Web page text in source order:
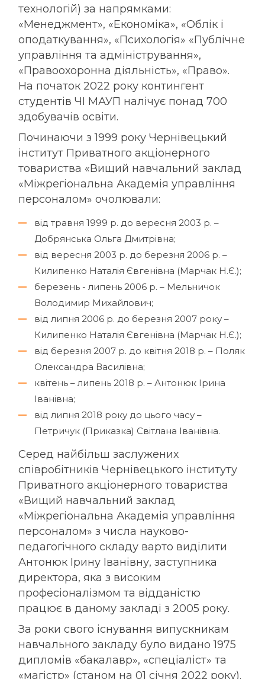
технологій) за напрямками:
«Менеджмент», «Економіка», «Облік і
оподаткування», «Психологія» «Публічне
управління та адміністрування»,
«Правоохоронна діяльність», «Право».
На початок 2022 року контингент
студентів ЧІ МАУП налічує понад 700
здобувачів освіти.
Починаючи з 1999 рокуЧернівецький
інститут Приватного акціонерного
товариства «Вищий навчальний заклад
«Міжрегіональна Академія управління
персоналом»очолювали:
від травня 1999 р. до вересня 2003 р. –
Добрянська Ольга Дмитрівна;
від вересня 2003 р. до березня 2006 р. –
Килипенко Наталія Євгенівна (Марчак Н.Є.);
березень - липень 2006 р. – Мельничок
Володимир Михайлович;
від липня 2006 р. до березня 2007 року –
Килипенко Наталія Євгенівна (Марчак Н.Є.);
від березня 2007 р. до квітня 2018 р. – Поляк
Олександра Василівна;
квітень – липень 2018 р. – Антонюк Ірина
Іванівна;
від липня 2018 року до цього часу –
Петричук (Приказка) Світлана Іванівна.
Серед найбільш заслужених
співробітниківЧернівецького інституту
Приватного акціонерного товариства
«Вищий навчальний заклад
«Міжрегіональна Академія управління
персоналом» з числа науково-
педагогічного складу варто виділити
Антонюк Ірину Іванівну, заступника
директора, яка з високим
професіоналізмом та відданістю
працює в даному закладі з 2005 року.
За роки свого існування випускникам
навчального закладу було видано 1975
дипломів «бакалавр», «спеціаліст» та
«магістр» (станом на 01 січня 2022 року).